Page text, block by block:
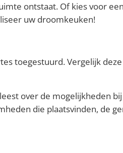
ontstaat. Of kies voor
uw droomkeuken!
toegestuurd. Vergelijk
over de mogelijkheden
die plaatsvinden, de